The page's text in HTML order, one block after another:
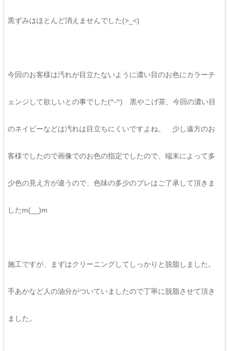
黒ずみはほとんど消えませんでした(>_<)
今回のお客様は汚れが目立たないように濃い目のお色にカラーチ
ェンジして欲しいとの事でした(^-^) 黒やこげ茶、今回の濃い目
のネイビーなどは汚れは目立ちにくいですよね。 少し遠方のお
客様でしたので画像でのお色の指定でしたので、端末によって多
少色の見え方が違うので、色味の多少のブレはご了承して頂きま
したm(__)m
施工ですが、まずはクリーニングしてしっかりと脱脂しました。
手あかなど人の油分がついていましたので丁寧に脱脂させて頂き
ました。